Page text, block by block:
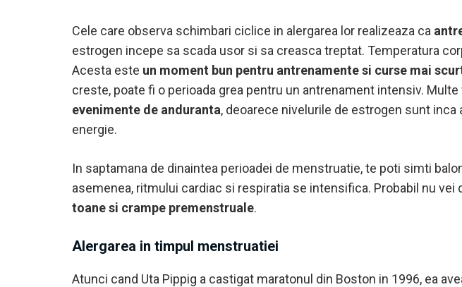
Cele care observa schimbari ciclice in alergarea lor realizeaza ca
estrogen incepe sa scada usor si sa creasca treptat. Temperatura
Acesta este un moment bun pentru antrenamente si curse mai
creste, poate fi o perioada grea pentru un antrenament intensiv.
evenimente de anduranta, deoarece nivelurile de estrogen sunt
energie.
In saptamana de dinaintea perioadei de menstruatie, te poti simti
asemenea, ritmului cardiac si respiratia se intensifica. Probabil nu vei
toane si crampe premenstruale.
Alergarea in timpul menstruatiei
Atunci cand Uta Pippig a castigat maratonul din Boston in 1996, ea